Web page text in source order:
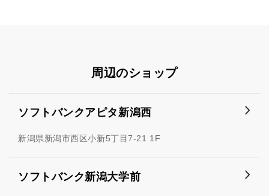
周辺のショップ
ソフトバンクアピタ新潟西
新潟県新潟市西区小新5丁目7-21 1F
ソフトバンク新潟大学前